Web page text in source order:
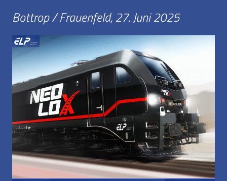
Bottrop / Frauenfeld, 27. Juni 2025